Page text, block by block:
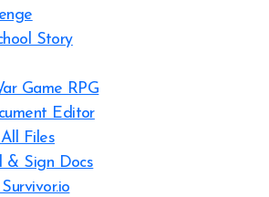
Story
Game RPG
Editor
Files
& Sign Docs